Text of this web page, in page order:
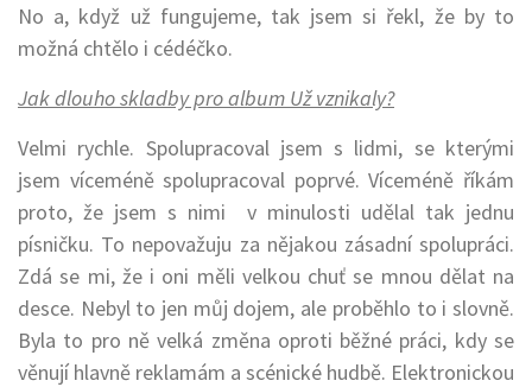
No a, když už fungujeme, tak jsem si řekl, že by to
možná chtělo i cédéčko.
Jak dlouho skladby pro album Už vznikaly?
Velmi rychle. Spolupracoval jsem s lidmi, se kterými
jsem víceméně spolupracoval poprvé. Víceméně říkám
proto, že jsem s nimi v minulosti udělal tak jednu
písničku. To nepovažuju za nějakou zásadní spolupráci.
Zdá se mi, že i oni měli velkou chuť se mnou dělat na
desce. Nebyl to jen můj dojem, ale proběhlo to i slovně.
Byla to pro ně velká změna oproti běžné práci, kdy se
věnují hlavně reklamám a scénické hudbě. Elektronickou